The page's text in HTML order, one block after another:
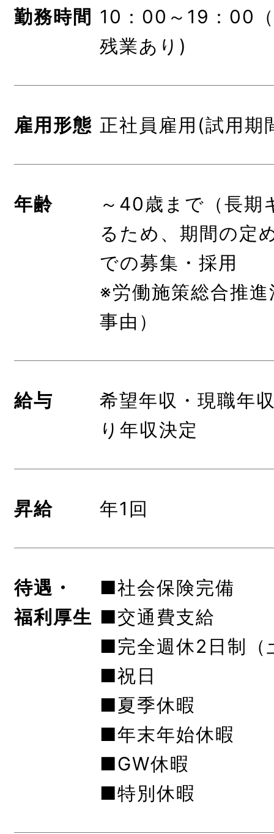
勤務時間 10：00～19：00
残業あり)
雇用形態 正社員雇用(試用期
年齢
～40歳まで（長期
るため、期間の定
での募集・採用
※労働施策総合推
事由）
給与
希望年収・現職年
り年収決定
昇給 年1回
待遇・
福利厚生
■社会保険完備
■交通費支給
■完全週休2日制（
■祝日
■夏季休暇
■年末年始休暇
■GW休暇
■特別休暇